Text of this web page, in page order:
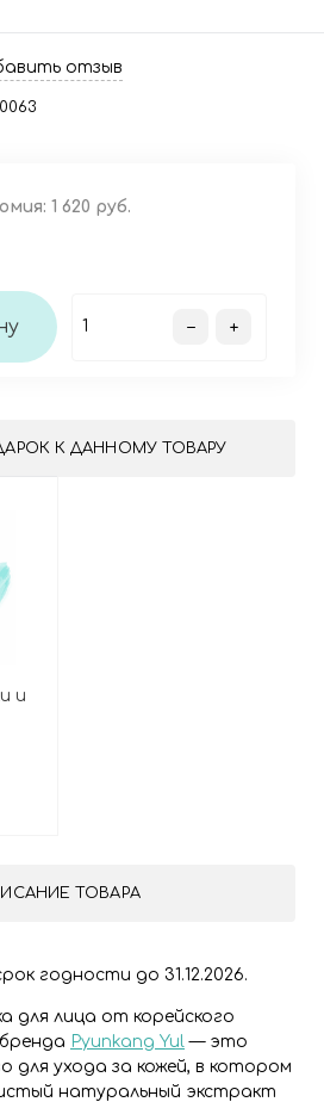
отзыв
1 620 руб.
К ДАННОМУ ТОВАРУ
и
ТОВАРА
годности до 31.12.2026.
для лица от корейского
Pyunkang Yul — это
для ухода за кожей, в котором
натуральный экстракт